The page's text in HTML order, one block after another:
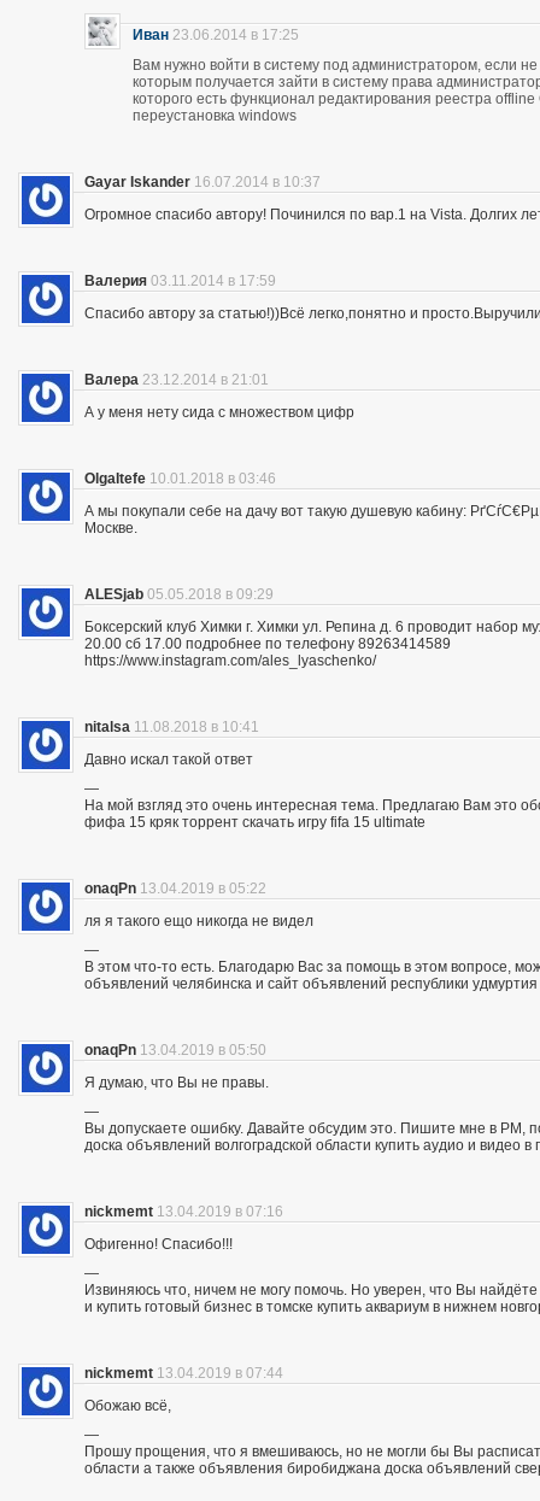
Иван 23.06.2014 в 17:25
Вам нужно войти в систему под администратором, если
которым получается зайти в систему права
которого есть функционал редактирования реестра
переустановка windows
Gayar Iskander 16.07.2014 в 10:37
Огромное спасибо автору! Починился по вар.1 на Vista. Долгих
Валерия 03.11.2014 в 17:59
Спасибо автору за статью!))Всё легко,понятно и
Валера 23.12.2014 в 21:01
А у меня нету сида с множеством цифр
OlgaItefe 10.01.2018 в 03:46
А мы покупали себе на дачу вот такую душевую кабину:
Москве.
ALESjab 05.05.2018 в 09:29
Боксерский клуб Химки г. Химки ул. Репина д. 6 проводит набор
20.00 сб 17.00 подробнее по телефону 89263414589
https://www.instagram.com/ales_lyaschenko/
nitalsa 11.08.2018 в 10:41
Давно искал такой ответ
—
На мой взгляд это очень интересная тема. Предлагаю Вам это
фифа 15 кряк торрент скачать игру fifa 15 ultimate
onaqPn 13.04.2019 в 05:22
ля я такого ещо никогда не видел
—
В этом что-то есть. Благодарю Вас за помощь в этом вопросе,
объявлений челябинска и сайт объявлений республики
onaqPn 13.04.2019 в 05:50
Я думаю, что Вы не правы.
—
Вы допускаете ошибку. Давайте обсудим это. Пишите мне в PM,
доска объявлений волгоградской области купить аудио и видео в
nickmemt 13.04.2019 в 07:16
Офигенно! Спасибо!!!
—
Извиняюсь что, ничем не могу помочь. Но уверен, что Вы
и купить готовый бизнес в томске купить аквариум в нижнем
nickmemt 13.04.2019 в 07:44
Обожаю всё,
—
Прошу прощения, что я вмешиваюсь, но не могли бы Вы
области а также объявления биробиджана доска объявлений